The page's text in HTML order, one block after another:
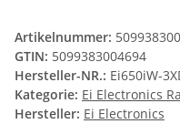
Artikelnummer:
GTIN: 5099383004694
Hersteller-NR.: Ei650iW-
Kategorie: Ei Electronics
Hersteller: Ei Electronics